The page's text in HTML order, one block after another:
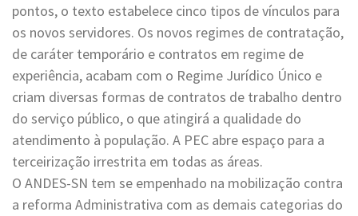
pontos, o texto estabelece cinco tipos de vínculos para
os novos servidores. Os novos regimes de contratação,
de caráter temporário e contratos em regime de
experiência, acabam com o Regime Jurídico Único e
criam diversas formas de contratos de trabalho dentro
do serviço público, o que atingirá a qualidade do
atendimento à população. A PEC abre espaço para a
terceirização irrestrita em todas as áreas.
O ANDES-SN tem se empenhado na mobilização contra
a reforma Administrativa com as demais categorias do